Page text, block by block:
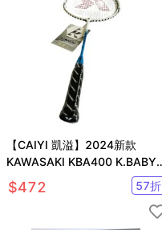
【CAIYI 凱溢】2024新款
KAWASAKI KBA400 K.BABY
兒童鋁羽球拍 已穿線
$472 57折